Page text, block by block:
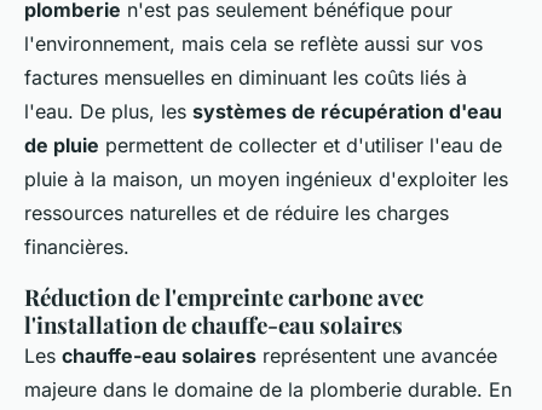
plomberie n'est pas seulement bénéfique pour
l'environnement, mais cela se reflète aussi sur vos
factures mensuelles en diminuant les coûts liés à
l'eau. De plus, les systèmes de récupération d'eau
de pluie permettent de collecter et d'utiliser l'eau de
pluie à la maison, un moyen ingénieux d'exploiter les
ressources naturelles et de réduire les charges
financières.
Réduction de l'empreinte carbone avec
l'installation de chauffe-eau solaires
Les chauffe-eau solaires représentent une avancée
majeure dans le domaine de la plomberie durable. En